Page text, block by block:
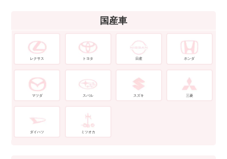
国産車
レクサス トヨタ 日産 ホンダ
マツダ スバル スズキ 三菱
ダイハツ ミツオカ